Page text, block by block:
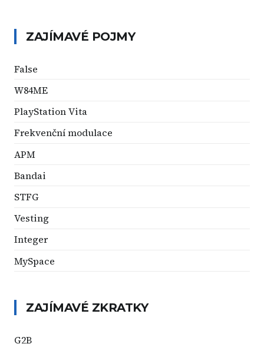
ZAJÍMAVÉ POJMY
False
W84ME
PlayStation Vita
Frekvenční modulace
APM
Bandai
STFG
Vesting
Integer
MySpace
ZAJÍMAVÉ ZKRATKY
G2B